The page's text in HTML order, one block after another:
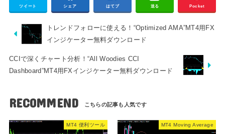
ツイート シェア はてブ 送る Pocket
トレンドフォローに使える！“Optimized AMA”MT4用FX
インジケーター無料ダウンロード
CCIで深くチャート分析！“All Woodies CCI
Dashboard”MT4用FXインジケーター無料ダウンロード
RECOMMEND
MT4 便利ツール MT4 Moving Average